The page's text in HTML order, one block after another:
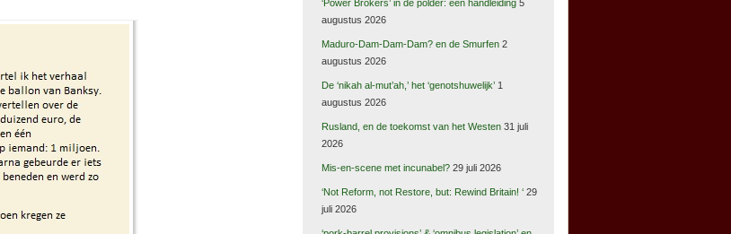
‘Power Brokers’ in de polder: een handleiding 5
augustus 2026
Maduro-Dam-Dam-Dam? en de Smurfen 2
augustus 2026
De ‘nikah al-mut’ah,’ het ‘genotshuwelijk’ 1
augustus 2026
Rusland, en de toekomst van het Westen 31 juli
2026
Mis-en-scene met incunabel? 29 juli 2026
‘Not Reform, not Restore, but: Rewind Britain! ‘ 29
juli 2026